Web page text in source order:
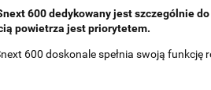
600 dedykowany jest szczególnie
powietrza jest priorytetem.
600 doskonale spełnia swoją